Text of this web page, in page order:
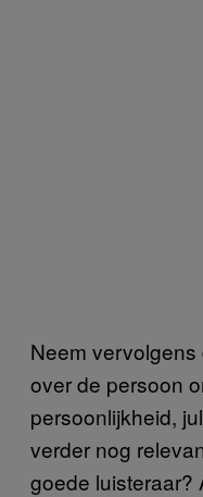
Neem
over de persoon
persoonlijkheid,
verder nog
goede luisteraar?